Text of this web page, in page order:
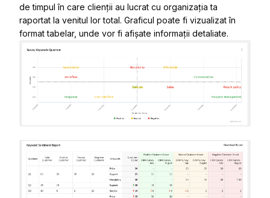
de timpul în care clienții au lucrat cu organizația ta
raportat la venitul lor total. Graficul poate fi vizualizat în
format tabelar, unde vor fi afișate informații detaliate.